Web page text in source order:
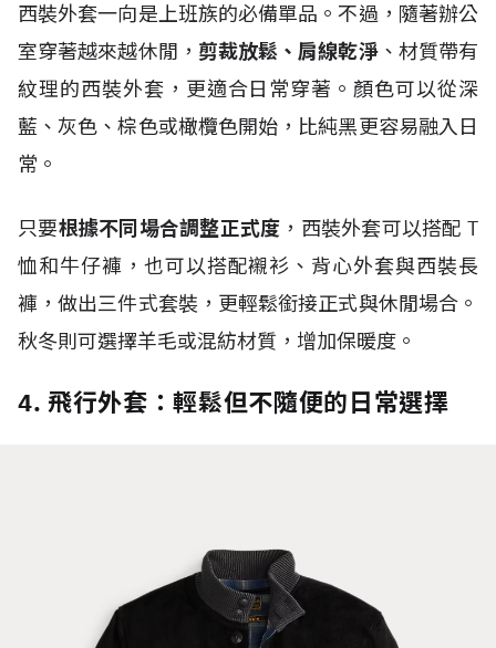
西裝外套一向是上班族的必備單品。不過，隨著辦公
室穿著越來越休閒， 剪裁放鬆、肩線乾淨、材質帶有
紋理的西裝外套，更適合日常穿著。顏色可以從深
藍、灰色、棕色或橄欖色開始，比純黑更容易融入日
常。
只要根據不同場合調整正式度 ，西裝外套可以搭配 T
恤和牛仔褲，也可以搭配襯衫、背心外套與西裝長
褲，做出三件式套裝，更輕鬆銜接正式與休閒場合。
秋冬則可選擇羊毛或混紡材質，增加保暖度。
4. 飛行外套：輕鬆但不隨便的日常選擇